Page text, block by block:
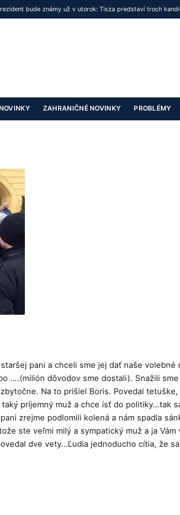
bude známy už v utorok: Tisza predstaví troch
ZAHRANIČNÉ NOVINKY PROBLÉMY
pani a chceli sme jej dať naše volebné
….(milión dôvodov sme dostali). Snažili sme
Na to prišiel Boris. Povedal
príjemný muž a chce ísť do politiky…tak
zrejme podlomili kolená a nám spadla
ste veľmi milý a sympatický muž a ja Vám
dve vety…Ľudia jednoducho cítia, že